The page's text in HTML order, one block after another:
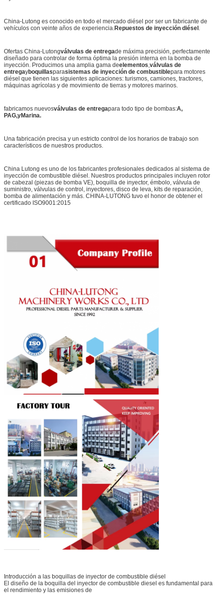
China-Lutong es conocido en todo el mercado diésel por ser un fabricante de
vehículos con veinte años de experiencia.Repuestos de inyección diésel .
Ofertas China-Lutongválvulas de entregade máxima precisión, perfectamente
diseñado para controlar de forma óptima la presión interna en la bomba de
inyección. Producimos una amplia gama deelementos,válvulas de
entregayboquillasparasistemas de inyección de combustiblepara motores
diésel que tienen las siguientes aplicaciones: turismos, camiones, tractores,
máquinas agrícolas y de movimiento de tierras y motores marinos.
fabricamos nuevosválvulas de entregapara todo tipo de bombas:A,
PAG,yMarina.
Una fabricación precisa y un estricto control de los horarios de trabajo son
característicos de nuestros productos.
China Lutong es uno de los fabricantes profesionales dedicados al sistema de
inyección de combustible diésel. Nuestros productos principales incluyen rotor
de cabezal (piezas de bomba VE), boquilla de inyector, émbolo, válvula de
suministro, válvulas de control, inyectores, disco de leva, kits de reparación,
bomba de alimentación y más. CHINA-LUTONG tuvo el honor de obtener el
certificado ISO9001:2015
Introducción a las boquillas de inyector de combustible diésel
El diseño de la boquilla del inyector de combustible diesel es fundamental para
el rendimiento y las emisiones de